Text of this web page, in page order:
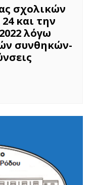
σχολικών
και την
λόγω
συνθηκών-